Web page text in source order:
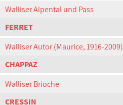
Walliser Alpental und Pass
FERRET
Walliser Autor (Maurice, 1916-2009)
CHAPPAZ
Walliser Brioche
CRESSIN